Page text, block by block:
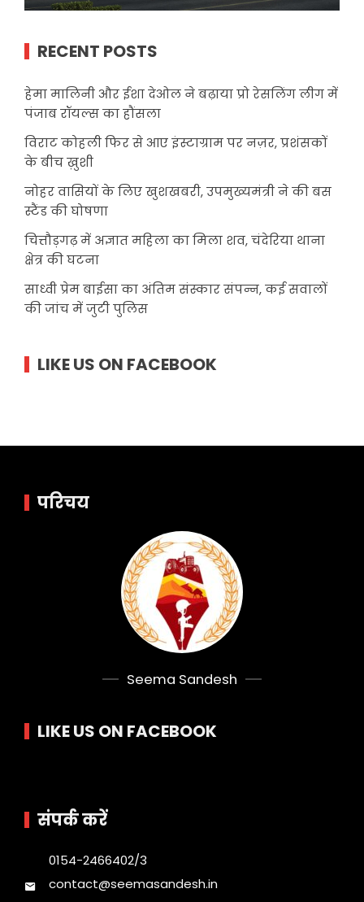
RECENT POSTS
हेमा मालिनी और ईशा देओल ने बढ़ाया प्रो रेसलिंग लीग में
पंजाब रॉयल्स का हौंसला
विराट कोहली फिर से आए इंस्टाग्राम पर नज़र, प्रशंसकों
के बीच ख़ुशी
नोहर वासियों के लिए खुशखबरी, उपमुख्यमंत्री ने की बस
स्टैंड की घोषणा
चित्तौड़गढ़ में अज्ञात महिला का मिला शव, चंदेरिया थाना
क्षेत्र की घटना
साध्वी प्रेम बाईसा का अंतिम संस्कार संपन्न, कई सवालों
की जांच में जुटी पुलिस
LIKE US ON FACEBOOK
परिचय
Seema Sandesh
LIKE US ON FACEBOOK
संपर्क करें
0154-2466402/3
contact@seemasandesh.in